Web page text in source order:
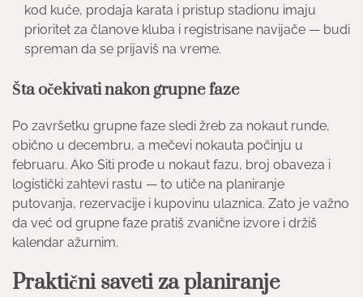
kod kuće, prodaja karata i pristup stadionu imaju
prioritet za članove kluba i registrisane navijače — budi
spreman da se prijaviš na vreme.
Šta očekivati nakon grupne faze
Po završetku grupne faze sledi žreb za nokaut runde,
obično u decembru, a mečevi nokauta počinju u
februaru. Ako Siti prođe u nokaut fazu, broj obaveza i
logistički zahtevi rastu — to utiče na planiranje
putovanja, rezervacije i kupovinu ulaznica. Zato je važno
da već od grupne faze pratiš zvanične izvore i držiš
kalendar ažurnim.
Praktični saveti za planiranje